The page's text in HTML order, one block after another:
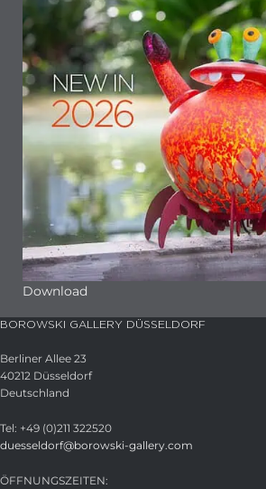
Download
BOROWSKI GALLERY DÜSSELDORF
Berliner Allee 23
40212 Düsseldorf
Deutschland
Tel: +49 (0)211 322520
duesseldorf@borowski-gallery.com
ÖFFNUNGSZEITEN: